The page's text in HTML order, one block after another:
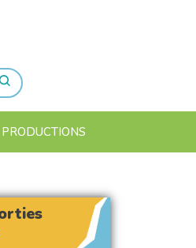
PRODUCTIONS